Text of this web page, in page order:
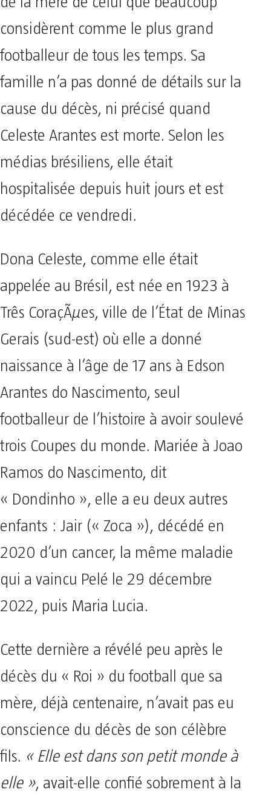
considèrent comme le plus grand
footballeur de tous les temps. Sa
famille n’a pas donné de détails sur la
cause du décès, ni précisé quand
Celeste Arantes est morte. Selon les
médias brésiliens, elle était
hospitalisée depuis huit jours et est
décédée ce vendredi.
Dona Celeste, comme elle était
appelée au Brésil, est née en 1923 à
Três CoraçÃµes, ville de l’État de Minas
Gerais (sud-est) où elle a donné
naissance à l’âge de 17 ans à Edson
Arantes do Nascimento, seul
footballeur de l’histoire à avoir soulevé
trois Coupes du monde. Mariée à Joao
Ramos do Nascimento, dit
« Dondinho », elle a eu deux autres
enfants : Jair (« Zoca »), décédé en
2020 d’un cancer, la même maladie
qui a vaincu Pelé le 29 décembre
2022, puis Maria Lucia.
Cette dernière a révélé peu après le
décès du « Roi » du football que sa
mère, déjà centenaire, n’avait pas eu
conscience du décès de son célèbre
fils. « Elle est dans son petit monde à
elle », avait-elle confié sobrement à la